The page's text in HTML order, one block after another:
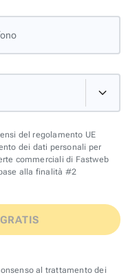
del regolamento UE
dei dati personali per
commerciali di Fastweb
alla finalità #2
al trattamento dei